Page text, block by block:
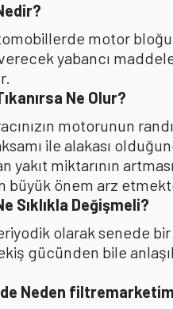
motor
yabancı
Ne Olur?
motorunun
ile alakası
yakıt miktarının
büyük önem arz
Sıklıkla Değişmeli?
olarak senede
gücünden bile
Neden